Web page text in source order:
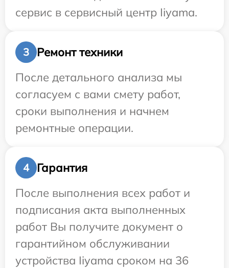
сервис в сервисный центр Iiyama.
3
Ремонт техники
После детального анализа мы
согласуем с вами смету работ,
сроки выполнения и начнем
ремонтные операции.
4
Гарантия
После выполнения всех работ и
подписания акта выполненных
работ Вы получите документ о
гарантийном обслуживании
устройства Iiyama сроком на 36